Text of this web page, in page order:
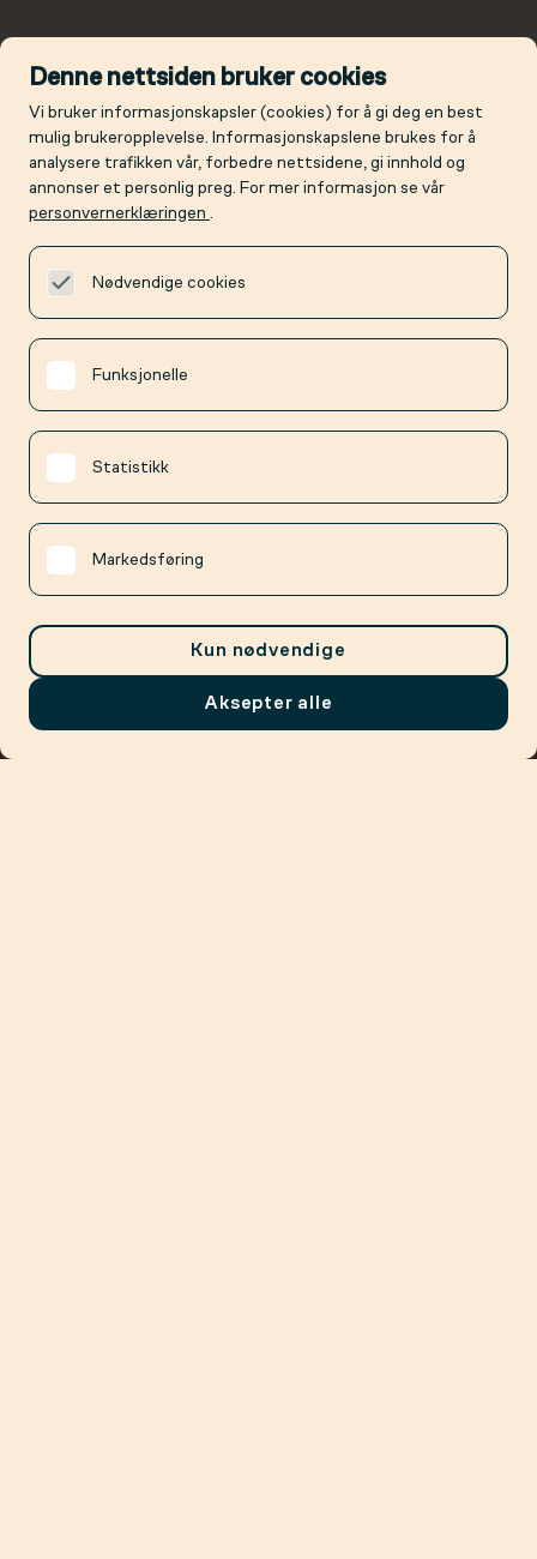
Meny
Denne nettsiden bruker cookies
Vi bruker informasjonskapsler (cookies) for å gi deg en best
mulig brukeropplevelse. Informasjonskapslene brukes for å
analysere trafikken vår, forbedre nettsidene, gi innhold og
annonser et personlig preg. For mer informasjon se vår
personvernerklæringen .
Nødvendige cookies
Funksjonelle
Statistikk
Markedsføring
Kun nødvendige
Aksepter alle